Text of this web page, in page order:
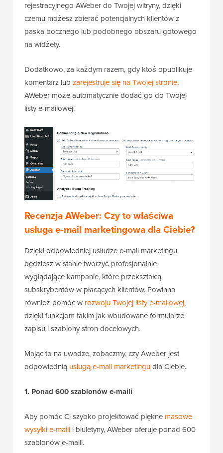
rejestracyjnego AWeber do Twojej witryny, dzięki
czemu możesz zbierać potencjalnych klientów z
paska bocznego lub podobnego obszaru gotowego
na widżety.
Dodatkowo, za każdym razem, gdy ktoś opublikuje
komentarz lub zarejestruje się na Twojej stronie,
AWeber może automatycznie dodać go do Twojej
listy e-mailowej.
Recenzja AWeber: Czy to właściwa
usługa e-mail marketingowa dla Ciebie?
Dzięki odpowiedniej usłudze e-mail marketingu
będziesz w stanie tworzyć profesjonalnie
wyglądające kampanie, które przekształcą
subskrybentów w płacących klientów. Powinna
również pomóc w rozwoju Twojej listy e-mailowej,
dzięki funkcjom takim jak wbudowane formularze
zapisu i szablony stron docelowych.
Mając to na uwadze, zobaczmy, czy Aweber jest
odpowiedniąusługą e-mail marketingudla Ciebie.
1. Ponad 600 szablonów e-maili
Aby pomóc Ci szybko projektować piękne masowe
wysyłki e-maili i biuletyny, AWeber oferuje ponad 600
szablonów e-maili.